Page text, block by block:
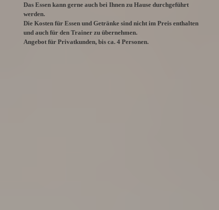
Das Essen kann gerne auch bei Ihnen zu Hause durchgeführt
werden.
Die Kosten für Essen und Getränke sind nicht im Preis enthalten
und auch für den Trainer zu übernehmen.
Angebot für Privatkunden, bis ca. 4 Personen.